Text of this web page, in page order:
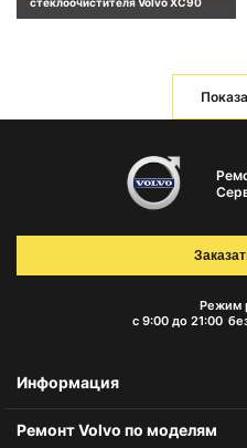
стеклоочистителя Volvo XC90
Режим
с 9:00 до 21:00
Информация
Ремонт Volvo по моделям